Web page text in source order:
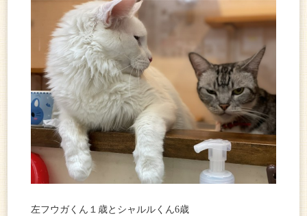
左フウガくん１歳とシャルルくん6歳